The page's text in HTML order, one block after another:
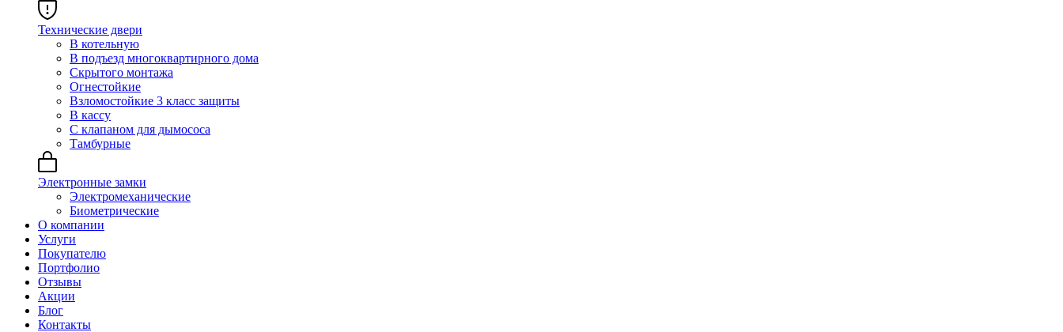
Технические двери
В котельную
В подъезд многоквартирного дома
Скрытого монтажа
Огнестойкие
Взломостойкие 3 класс защиты
В кассу
С клапаном для дымососа
Тамбурные
Электронные замки
Электромеханические
Биометрические
О компании
Услуги
Покупателю
Портфолио
Отзывы
Акции
Блог
Контакты